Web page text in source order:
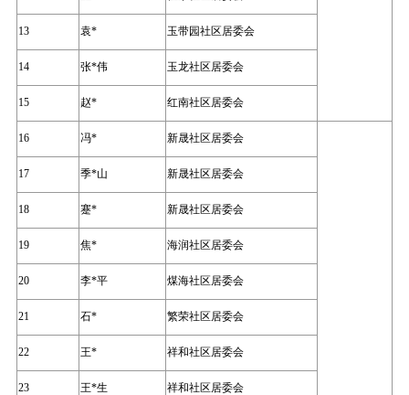
13 袁* 玉带园社区居委会
14 张*伟 玉龙社区居委会
15 赵* 红南社区居委会
16 冯* 新晟社区居委会
17 季*山 新晟社区居委会
18 蹇* 新晟社区居委会
19 焦* 海润社区居委会
20 李*平 煤海社区居委会
21 石* 繁荣社区居委会
22 王* 祥和社区居委会
23 王*生 祥和社区居委会